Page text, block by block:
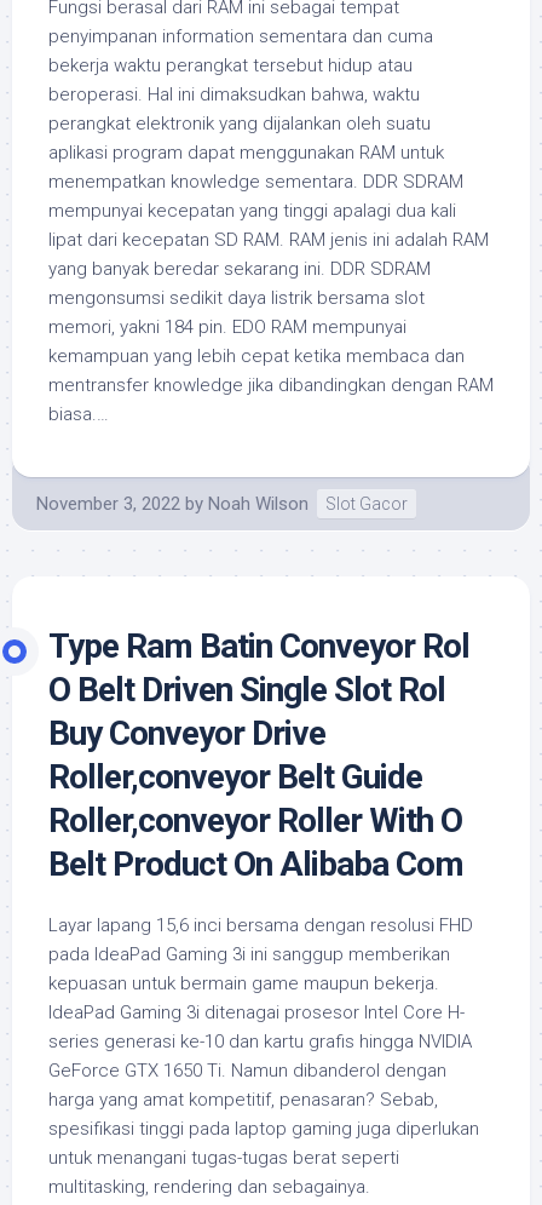
Fungsi berasal dari RAM ini sebagai tempat
penyimpanan information sementara dan cuma
bekerja waktu perangkat tersebut hidup atau
beroperasi. Hal ini dimaksudkan bahwa, waktu
perangkat elektronik yang dijalankan oleh suatu
aplikasi program dapat menggunakan RAM untuk
menempatkan knowledge sementara. DDR SDRAM
mempunyai kecepatan yang tinggi apalagi dua kali
lipat dari kecepatan SD RAM. RAM jenis ini adalah RAM
yang banyak beredar sekarang ini. DDR SDRAM
mengonsumsi sedikit daya listrik bersama slot
memori, yakni 184 pin. EDO RAM mempunyai
kemampuan yang lebih cepat ketika membaca dan
mentransfer knowledge jika dibandingkan dengan RAM
biasa.…
November 3, 2022 by Noah Wilson Slot Gacor
Type Ram Batin Conveyor Rol
O Belt Driven Single Slot Rol
Buy Conveyor Drive
Roller,conveyor Belt Guide
Roller,conveyor Roller With O
Belt Product On Alibaba Com
Layar lapang 15,6 inci bersama dengan resolusi FHD
pada IdeaPad Gaming 3i ini sanggup memberikan
kepuasan untuk bermain game maupun bekerja.
IdeaPad Gaming 3i ditenagai prosesor Intel Core H-
series generasi ke-10 dan kartu grafis hingga NVIDIA
GeForce GTX 1650 Ti. Namun dibanderol dengan
harga yang amat kompetitif, penasaran? Sebab,
spesifikasi tinggi pada laptop gaming juga diperlukan
untuk menangani tugas-tugas berat seperti
multitasking, rendering dan sebagainya.